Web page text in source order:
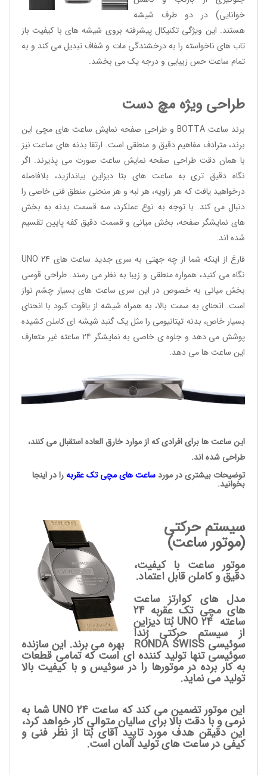
خوانایی) در دو طرف شیشه
هستند. این ویژگی تکنیکال پیشرفته بروی شیشه های با کیفیت باز
تاب های ناخواسته را به درخشندگی مات و شفاف تبدیل می کند و به
تمام ساعت حس زیبایی و درجه یک می بخشد.
طراحی ویژه مچ دست
برند ساعت BOTTA و طراحی صفحه نمایش ساعت های مچی این
برند، مترادف مفاهیم دقیق و منطقی است. ارتقا بدنه های ساعت نیز
با همان دقت طراحی صفحه نمایش ساعت صورت می پذیرند. اگر
نگاه دقیق تری به ساعت های بتا دیزاین بیاندازید، بلافاصله
درخواهید یافت که هر زاویه، هر لبه و هر منحنی منطق فنی خاصی را
دنبال می کند. با توجه به نوع عملکرد، سه قسمت بدنه به بخش
های نمایشگر صفحه، بخش میانی و قسمت دقیق کفه پایین تقسیم
شده اند.
فارغ از اینکه شما از چه جهتی به سری جدید ساعت های UNO 24
نگاه می کنید، همواره منطقی و زیبا به نظر می رسند. طراحی قوسی
بخش میانی به خصوص در این سری ساعت های بسیار چشم نواز
است. انحنای به سمت بالا، به همراه شیشه از یاقوت کبود با انحنای
بسیار خاص، بدنه تیتانیومی را مثل یک گنبد شیشه ای کاملن کشیده
پوشش می دهد و جلوه ی خاصی به نمایشگر 24 ساعته غیر متعارف
این ساعت ها می دهد.
این ساعت ها برای افرادی که از موارد خارق العاده استقبال می کنند،
طراحی شده اند.
توضیحات بیشتری در موردساعت های مچی تک عقربهرا در اینجا
بخوانید.
سیستم حرکتی
(موتور ساعت)
موتور ساعت با کیفیت،
دقیق و کاملن قابل اعتماد.
مدل های کوارتز ساعت
های مچی تک عقربه 24
ساعته UNO 24 بُتا دیزاین
از سیستم حرکتی رُندا
سوئیسی RONDA SWISS بهره می برند. این سازنده
سوئیسی تنها تولید کننده ای است که تمامی قطعات
به کار برده در موتورها را در سوئیس و با کیفیت بالا
تولید می نماید.
این موتور تضمین می کند که ساعت UNO 24 شما به
نرمی و با دقت بالا برای سالیان متوالی کار خواهد کرد،
این دقیقن هدف مورد تایید آقای بُتا از نظر فنی و
کیفی در ساعت های تولید آلمان است.